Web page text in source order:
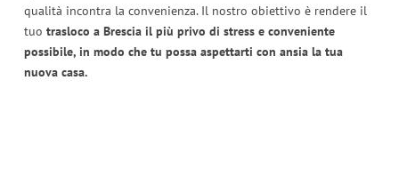
qualità incontra la convenienza. Il nostro obiettivo è rendere il
tuo trasloco a Brescia il più privo di stress e conveniente
possibile, in modo che tu possa aspettarti con ansia la tua
nuova casa.